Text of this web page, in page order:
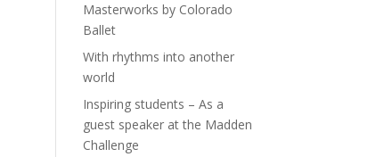
Masterworks by Colorado
Ballet
With rhythms into another
world
Inspiring students – As a
guest speaker at the Madden
Challenge